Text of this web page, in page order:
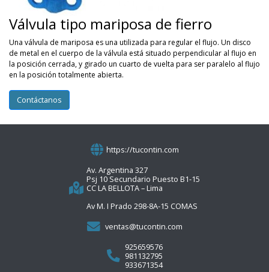
Válvula tipo mariposa de fierro
Una válvula de mariposa es una utilizada para regular el flujo. Un disco
de metal en el cuerpo de la válvula está situado perpendicular al flujo en
la posición cerrada, y girado un cuarto de vuelta para ser paralelo al flujo
en la posición totalmente abierta.
Contáctanos
https://tucontin.com
Av. Argentina 327
Psj 10 Secundario Puesto B1-15
CC LA BELLOTA – Lima
Av M. I Prado 298-8A-15 COMAS
ventas@tucontin.com
925659576
981132795
933671354